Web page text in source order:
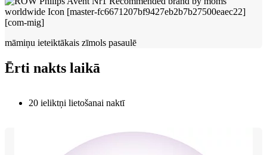
māmiņu ieteiktākais zīmols pasaulē
Ērti nakts laikā
20 ieliktņi lietošanai naktī